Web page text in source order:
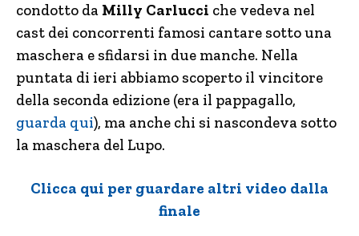
condotto da Milly Carlucci che vedeva nel
cast dei concorrenti famosi cantare sotto una
maschera e sfidarsi in due manche. Nella
puntata di ieri abbiamo scoperto il vincitore
della seconda edizione (era il pappagallo,
guarda qui), ma anche chi si nascondeva sotto
la maschera del Lupo.
Clicca qui per guardare altri video dalla
finale